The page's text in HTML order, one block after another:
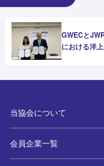
GWECと
における洋
当協会について
会員企業一覧